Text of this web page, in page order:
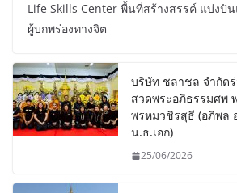
Life Skills Center พื้นที่สร้างสรรค์ แบ่งปั
ผู้บกพร่องทางจิต
บริษัท ชลาชล จำกัด
สวดพระอภิธรรมศพ
พรหมวชิรสุธี (อภิพล
น.ธ.เอก)
25/06/2026